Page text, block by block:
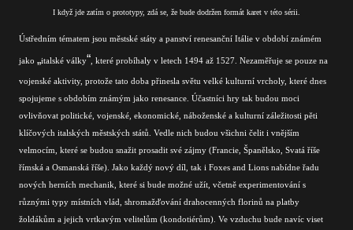
I když jde zatím o prototypy, zdá se, že bude dodržen formát karet v této sérii.
Ústředním tématem jsou městské státy a panství renesanční Itálie v období známém
jako „italské války“ , které probíhaly v letech 1494 až 1527. Nezaměřuje se pouze na
vojenské aktivity, protože tato doba přinesla světu velké kulturní vrcholy, které dnes
spojujeme s obdobím známým jako renesance. Účastníci hry tak budou moci
ovlivňovat politické, vojenské, ekonomické, náboženské a kulturní záležitosti pěti
klíčových italských městských států. Vedle nich budou všichni čelit i vnějším
velmocím, které se budou snažit prosadit své zájmy (Francie, Španělsko, Svatá říše
římská a Osmanská říše). Jako každý nový díl, tak i Foxes and Lions nabídne řadu
nových herních mechanik, které si bude možné užít, včetně experimentování s
různými typy místních vlád, shromažďování drahocenných florinů na platby
žoldákům a jejich vrtkavým velitelům (kondotiérům). Ve vzduchu bude navíc viset